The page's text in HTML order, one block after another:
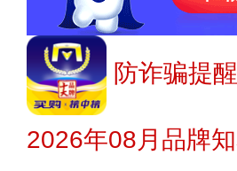
防诈骗提
2026年08月品牌